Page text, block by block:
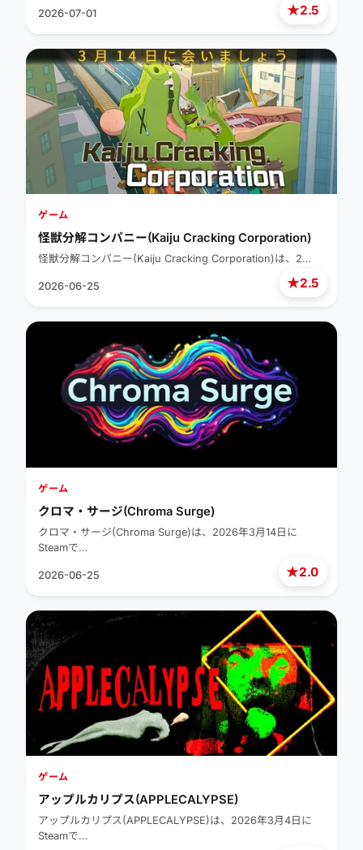
★2.5
2026-07-01
★2.5
ゲーム
怪獣分解コンパニー(Kaiju Cracking Corporation)
怪獣分解コンパニー(Kaiju Cracking Corporation)は、2…
2026-06-25
★2.0
ゲーム
クロマ・サージ(Chroma Surge)
クロマ・サージ(Chroma Surge)は、2026年3月14日に
Steamで…
2026-06-25
ゲーム
アップルカリプス(APPLECALYPSE)
アップルカリプス(APPLECALYPSE)は、2026年3月4日に
Steamで…